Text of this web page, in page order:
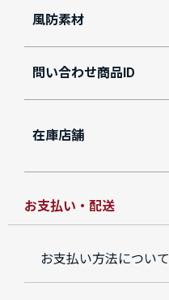
風防素材
問い合わせ商品ID
在庫店舗
お支払い・配送
お支払い方法について